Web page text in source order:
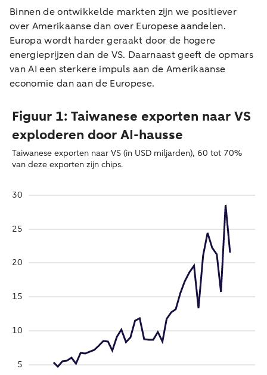
Binnen de ontwikkelde markten zijn we positiever
over Amerikaanse dan over Europese aandelen.
Europa wordt harder geraakt door de hogere
energieprijzen dan de VS. Daarnaast geeft de opmars
van AI een sterkere impuls aan de Amerikaanse
economie dan aan de Europese.